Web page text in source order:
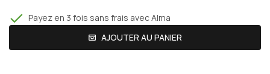
Payez en 3 fois sans frais avec Alma
AJOUTER AU PANIER